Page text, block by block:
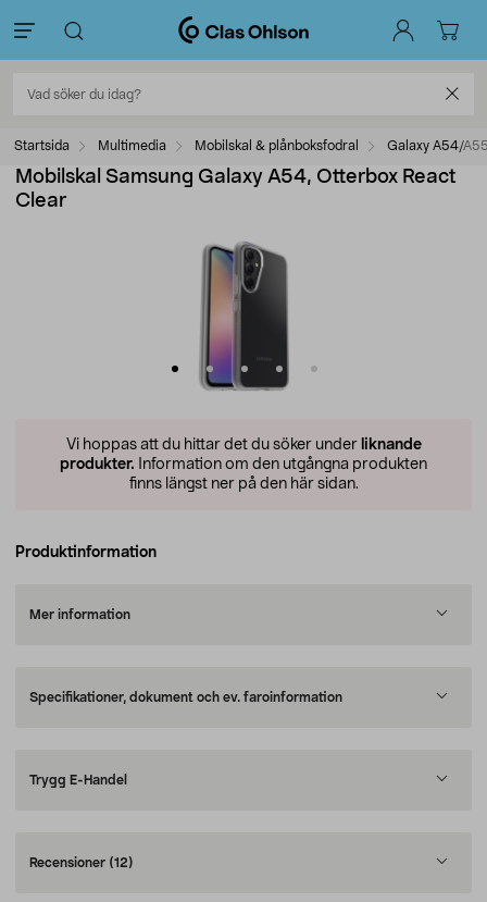
Startsida Multimedia Mobilskal & plånboksfodral Galaxy A54/
Mobilskal Samsung Galaxy A54, Otterbox React
Clear
Vi hoppas att du hittar det du söker under liknande
produkter. Information om den utgångna produkten
finns längst ner på den här sidan.
Produktinformation
Mer information
Specifikationer, dokument och ev. faroinformation
Trygg E-Handel
Recensioner (12)